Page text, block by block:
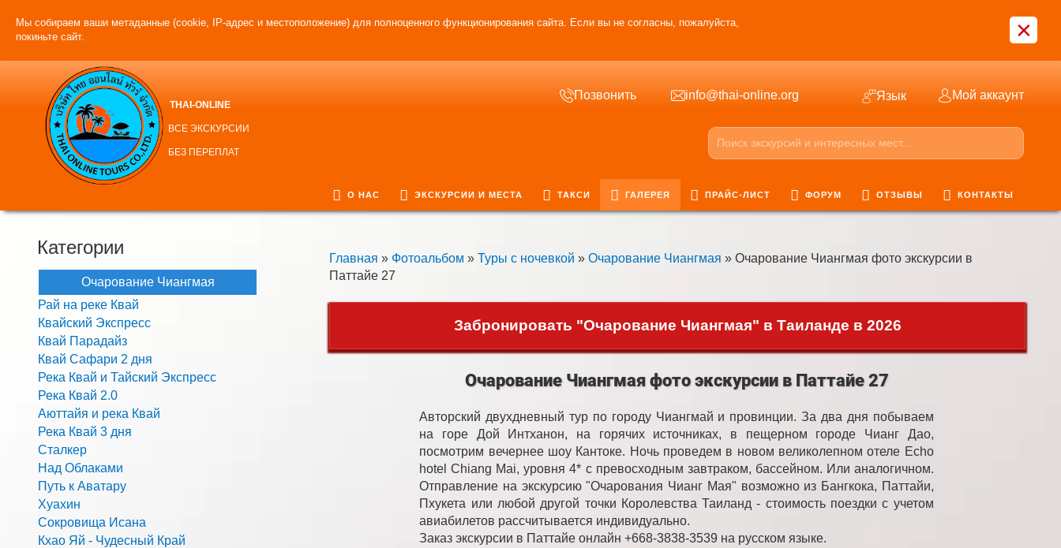
Мы собираем ваши метаданные (cookie, IP-адрес и местоположение) для полноценного функционирования сайта. Если вы не согласны, пожалуйста,
покиньте сайт.
×
THAI-ONLINE
ВСЕ ЭКСКУРСИИ
БЕЗ ПЕРЕПЛАТ
Позвонить info@thai-online.org Язык Мой аккаунт
О НАС ЭКСКУРСИИ И МЕСТА ТАКСИ ГАЛЕРЕЯ ПРАЙС-ЛИСТ ФОРУМ ОТЗЫВЫ КОНТАКТЫ
Главная » Фотоальбом » Туры с ночевкой » Очарование Чиангмая » Очарование Чиангмая фото экскурсии в
Паттайе 27
Забронировать "Очарование Чиангмая" в Таиланде в 2026
Очарование Чиангмая фото экскурсии в Паттайе 27
Авторский двухдневный тур по городу Чиангмай и провинции. За два дня побываем
на горе Дой Интханон, на горячих источниках, в пещерном городе Чианг Дао,
посмотрим вечернее шоу Кантоке. Ночь проведем в новом великолепном отеле Echo
hotel Chiang Mai, уровня 4* с превосходным завтраком, бассейном. Или аналогичном.
Отправление на экскурсию "Очарования Чианг Мая" возможно из Бангкока, Паттайи,
Пхукета или любой другой точки Королевства Таиланд - стоимость поездки с учетом
авиабилетов рассчитывается индивидуально.
Заказ экскурсии в Паттайе онлайн +668-3838-3539 на русском языке.
Категории
Очарование Чиангмая
Рай на реке Квай
Квайский Экспресс
Квай Парадайз
Квай Сафари 2 дня
Река Квай и Тайский Экспресс
Река Квай 2.0
Аюттайя и река Квай
Река Квай 3 дня
Сталкер
Над Облаками
Путь к Аватару
Хуахин
Сокровища Исана
Кхао Яй - Чудесный Край